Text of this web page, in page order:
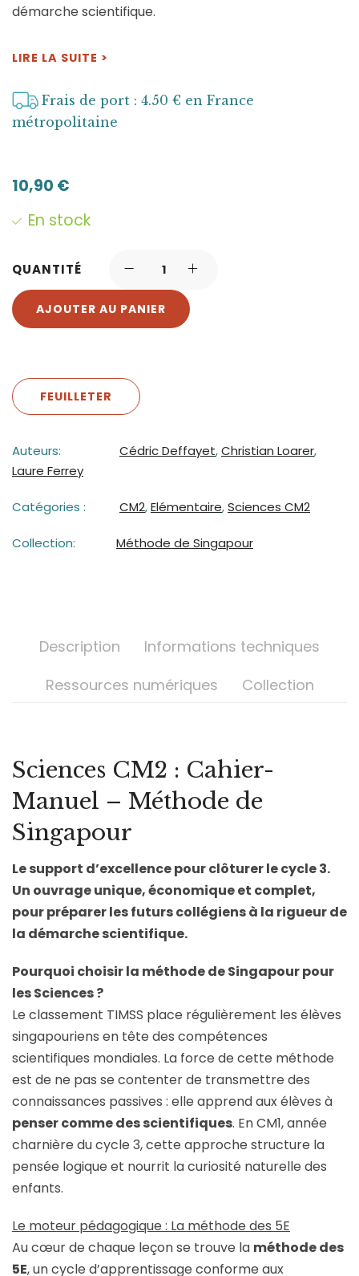
démarche scientifique.
LIRE LA SUITE >
Frais de port : 4.50 € en France
métropolitaine
10,90 €
En stock
QUANTITÉ
AJOUTER AU PANIER
FEUILLETER
Auteurs: Cédric Deffayet,Christian Loarer,
Laure Ferrey
Catégories : CM2,Elémentaire,Sciences CM2
Collection: Méthode de Singapour
Description
Informations techniques
Ressources numériques
Collection
Sciences CM2 : Cahier-
Manuel – Méthode de
Singapour
Le support d’excellence pour clôturer le cycle 3.
Un ouvrage unique, économique et complet,
pour préparer les futurs collégiens à la rigueur de
la démarche scientifique.
Pourquoi choisir la méthode de Singapour pour
les Sciences ?
Le classement TIMSS place régulièrement les élèves
singapouriens en tête des compétences
scientifiques mondiales. La force de cette méthode
est de ne pas se contenter de transmettre des
connaissances passives : elle apprend aux élèves à
penser comme des scientifiques. En CM1, année
charnière du cycle 3, cette approche structure la
pensée logique et nourrit la curiosité naturelle des
enfants.
Le moteur pédagogique : La méthode des 5E
Au cœur de chaque leçon se trouve la méthode des
5E, un cycle d’apprentissage conforme aux